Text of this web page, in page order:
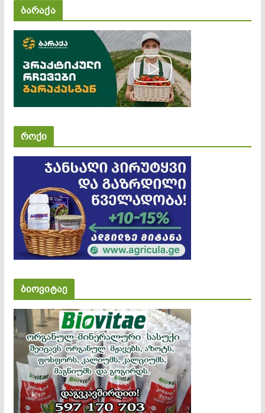
ბარაქა
როქი
ბიოვიტაე